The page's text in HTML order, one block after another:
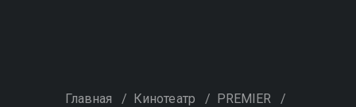
Главная / Кинотеатр / PREMIER /